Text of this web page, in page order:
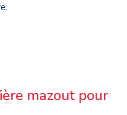
mazout pour